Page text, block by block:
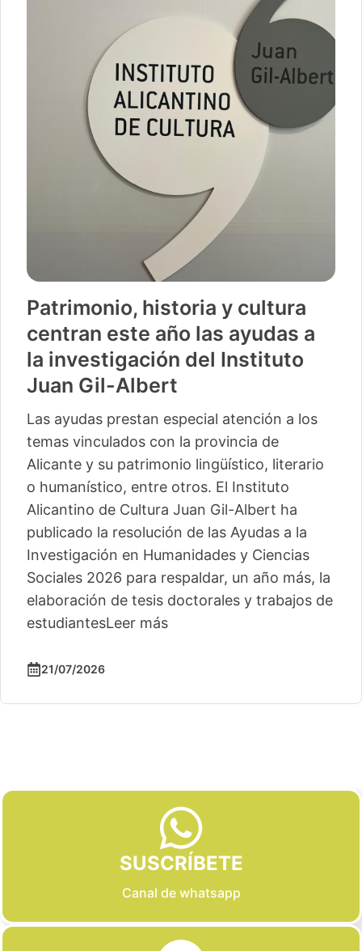
Patrimonio, historia y cultura
centran este año las ayudas a
la investigación del Instituto
Juan Gil-Albert
Las ayudas prestan especial atención a los
temas vinculados con la provincia de
Alicante y su patrimonio lingüístico, literario
o humanístico, entre otros. El Instituto
Alicantino de Cultura Juan Gil-Albert ha
publicado la resolución de las Ayudas a la
Investigación en Humanidades y Ciencias
Sociales 2026 para respaldar, un año más, la
elaboración de tesis doctorales y trabajos de
estudiantesLeer más
21/07/2026
SUSCRÍBETE
Canal de whatsapp